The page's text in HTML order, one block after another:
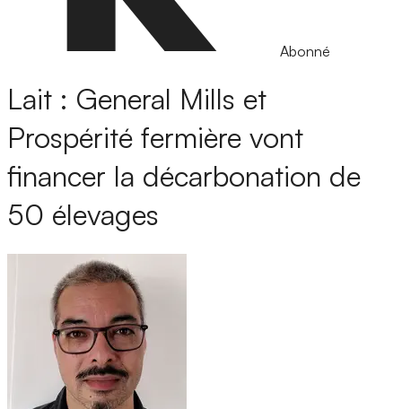
Abonné
Lait : General Mills et
Prospérité fermière vont
financer la décarbonation de
50 élevages